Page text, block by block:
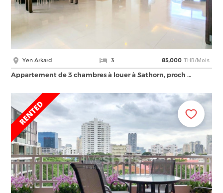
Yen Arkard 3 85,000 THB/Mois
Appartement de 3 chambres à louer à Sathorn, proch …